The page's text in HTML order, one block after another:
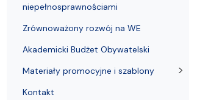
niepełnosprawnościami
Zrównoważony rozwój na WE
Akademicki Budżet Obywatelski
Materiały promocyjne i szablony
Kontakt